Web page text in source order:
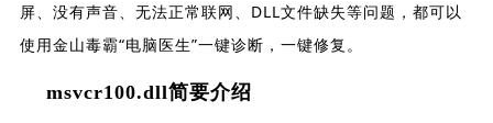
屏、没有声音、无法正常联网、DLL文件缺失等问题，都可以
使用金山毒霸“电脑医生”一键诊断，一键修复。
msvcr100.dll简要介绍